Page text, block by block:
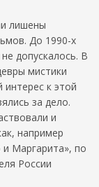
лишены
До 1990-х
допускалось. В
мистики
к этой
за дело.
и
например
Маргарита», по
России